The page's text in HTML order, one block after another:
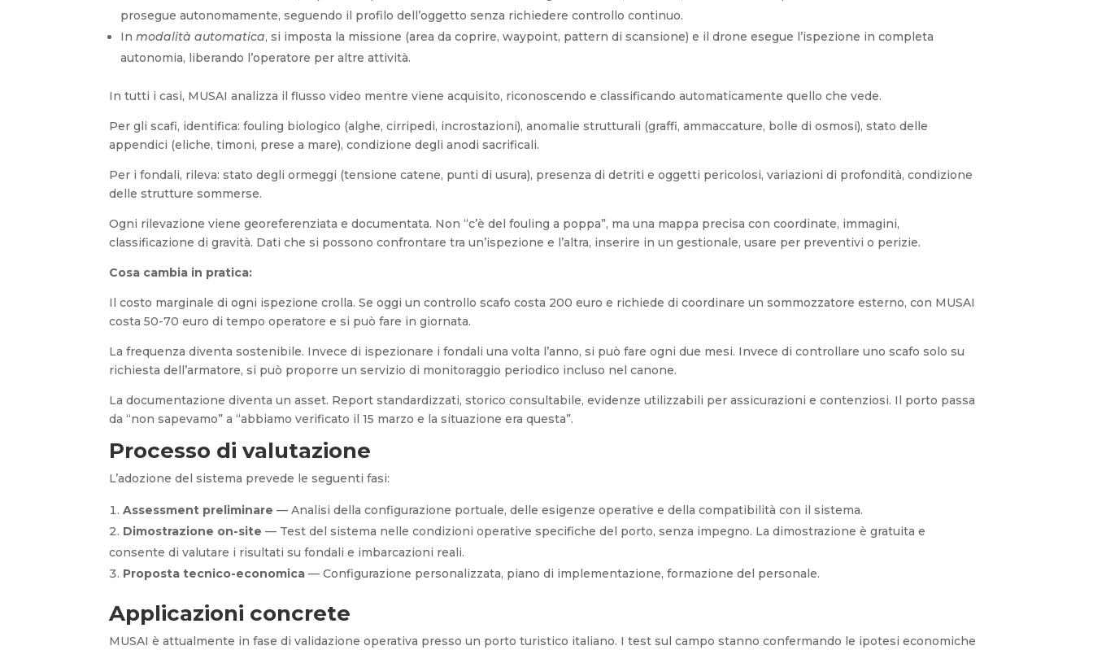
prosegue autonomamente, seguendo il profilo dell’oggetto senza richiedere controllo continuo.
Inmodalità automatica, si imposta la missione (area da coprire, waypoint, pattern di scansione) e il drone esegue l’ispezione in completa
autonomia, liberando l’operatore per altre attività.
In tutti i casi, MUSAI analizza il flusso video mentre viene acquisito, riconoscendo e classificando automaticamente quello che vede.
Per gli scafi, identifica: fouling biologico (alghe, cirripedi, incrostazioni), anomalie strutturali (graffi, ammaccature, bolle di osmosi), stato delle
appendici (eliche, timoni, prese a mare), condizione degli anodi sacrificali.
Per i fondali, rileva: stato degli ormeggi (tensione catene, punti di usura), presenza di detriti e oggetti pericolosi, variazioni di profondità, condizione
delle strutture sommerse.
Ogni rilevazione viene georeferenziata e documentata. Non “c’è del fouling a poppa”, ma una mappa precisa con coordinate, immagini,
classificazione di gravità. Dati che si possono confrontare tra un’ispezione e l’altra, inserire in un gestionale, usare per preventivi o perizie.
Cosa cambia in pratica:
Il costo marginale di ogni ispezione crolla. Se oggi un controllo scafo costa 200 euro e richiede di coordinare un sommozzatore esterno, con MUSAI
costa 50-70 euro di tempo operatore e si può fare in giornata.
La frequenza diventa sostenibile. Invece di ispezionare i fondali una volta l’anno, si può fare ogni due mesi. Invece di controllare uno scafo solo su
richiesta dell’armatore, si può proporre un servizio di monitoraggio periodico incluso nel canone.
La documentazione diventa un asset. Report standardizzati, storico consultabile, evidenze utilizzabili per assicurazioni e contenziosi. Il porto passa
da “non sapevamo” a “abbiamo verificato il 15 marzo e la situazione era questa”.
Processo di valutazione
L’adozione del sistema prevede le seguenti fasi:
Assessment preliminare — Analisi della configurazione portuale, delle esigenze operative e della compatibilità con il sistema.
Dimostrazione on-site — Test del sistema nelle condizioni operative specifiche del porto, senza impegno. La dimostrazione è gratuita e
consente di valutare i risultati su fondali e imbarcazioni reali.
Proposta tecnico-economica — Configurazione personalizzata, piano di implementazione, formazione del personale.
Applicazioni concrete
MUSAI è attualmente in fase di validazione operativa presso un porto turistico italiano. I test sul campo stanno confermando le ipotesi economiche